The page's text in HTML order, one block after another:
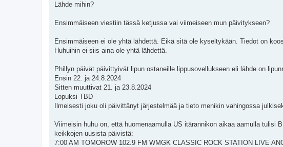
e
i
Lähde mihin?
Ensimmäiseen viestiin tässä ketjussa vai viimeiseen mun päivitykseen?
Ensimmäiseen ei ole yhtä lähdettä. Eikä sitä ole kyseltykään. Tiedot on
Huhuihin ei siis aina ole yhtä lähdettä.
Phillyn päivät päivittyivät lipun ostaneille lippusovellukseen eli lähde on
Ensin 22. ja 24.8.2024
Sitten muuttivat 21. ja 23.8.2024
Lopuksi TBD
Ilmeisesti joku oli päivittänyt järjestelmää ja tieto menikin vahingossa
Viimeisin huhu on, että huomenaamulla US itärannikon aikaa aamulla
keikkojen uusista päivistä:
7:00 AM TOMOROW 102.9 FM WMGK CLASSIC ROCK STATION LIVE